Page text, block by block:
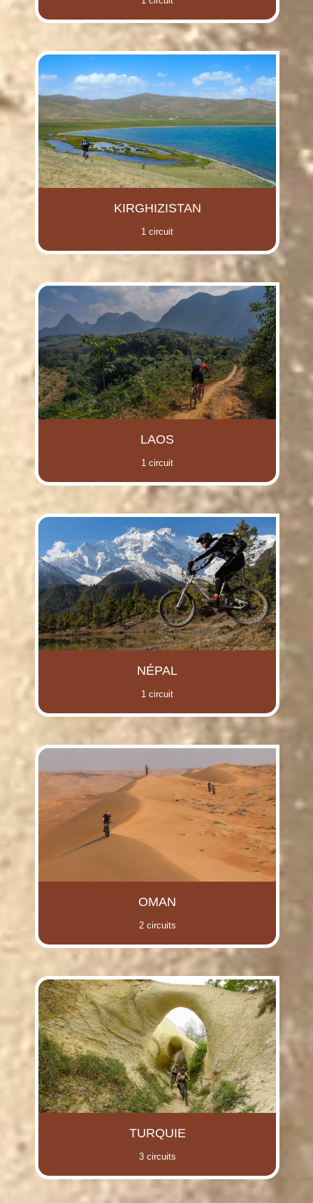
KIRGHIZISTAN
1 circuit
LAOS
1 circuit
NÉPAL
1 circuit
OMAN
2 circuits
TURQUIE
3 circuits